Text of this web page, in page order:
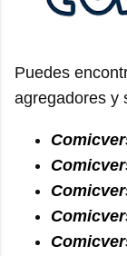
Puedes
agregadores y